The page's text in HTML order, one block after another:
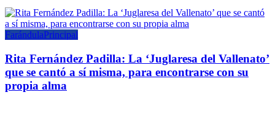
FarándulaPrincipal
Rita Fernández Padilla: La ‘Juglaresa del Vallenato’
que se cantó a sí misma, para encontrarse con su
propia alma